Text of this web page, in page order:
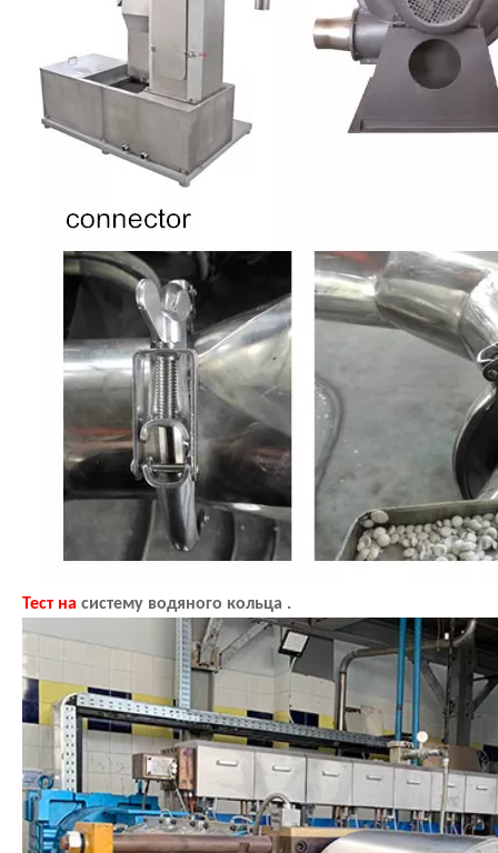
Тест на систему водяного кольца .